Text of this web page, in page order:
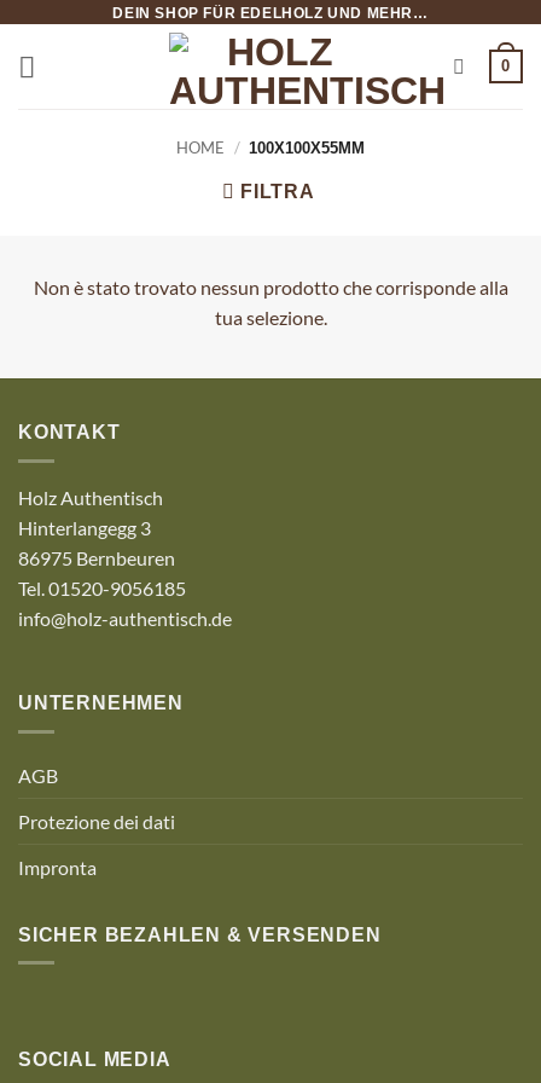
contenuti
DEIN SHOP FÜR EDELHOLZ UND MEHR…
0
HOME / 100X100X55MM
FILTRA
Non è stato trovato nessun prodotto che corrisponde alla
tua selezione.
KONTAKT
Holz Authentisch
Hinterlangegg 3
86975 Bernbeuren
Tel. 01520-9056185
info@holz-authentisch.de
UNTERNEHMEN
AGB
Protezione dei dati
Impronta
SICHER BEZAHLEN & VERSENDEN
SOCIAL MEDIA